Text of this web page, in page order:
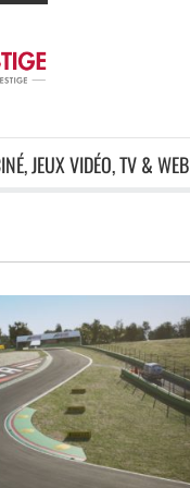
JEUX VIDÉO, TV & WEB